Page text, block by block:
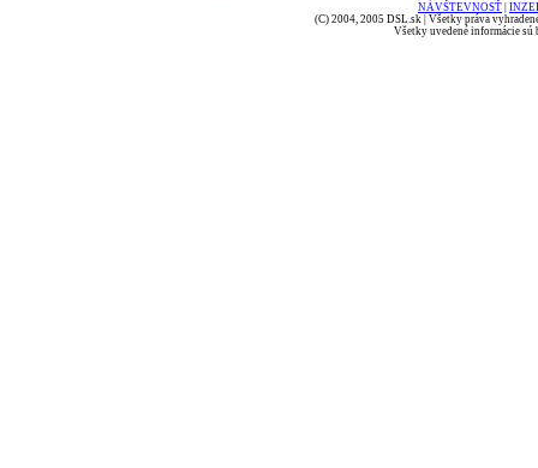
NÁVŠTEVNOSŤ
(C) 2004, 2005 DSL.sk | Všetky práva
Všetky uvedené informácie sú